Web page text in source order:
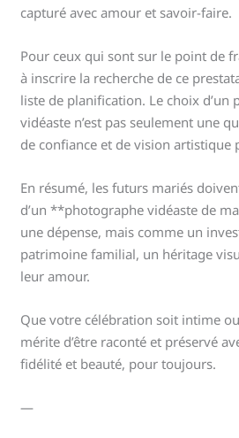
capturé avec amour et savoir-faire.
Pour ceux qui sont sur le point de
à inscrire la recherche de ce
liste de planification. Le choix d’un
vidéaste n’est pas seulement une
de confiance et de vision artistique
En résumé, les futurs mariés
d’un **photographe vidéaste de
une dépense, mais comme un
patrimoine familial, un héritage
leur amour.
Que votre célébration soit intime
mérite d’être raconté et préservé
fidélité et beauté, pour toujours.
—